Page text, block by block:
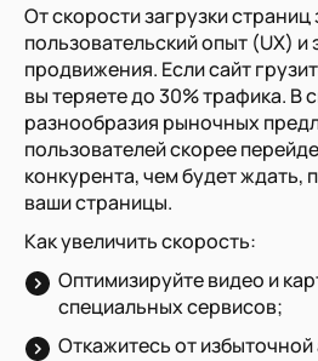
От скорости загрузки страниц
пользовательский опыт (UX)
продвижения. Если сайт
вы теряете до 30% трафика. В
разнообразия рыночных
пользователей скорее
конкурента, чем будет ждать,
ваши страницы.
Как увеличить скорость:
Оптимизируйте видео и
специальных сервисов;
Откажитесь от